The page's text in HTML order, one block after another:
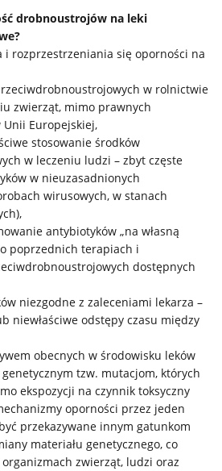
drobnoustrojów na leki
i rozprzestrzeniania się oporności na
w rolnictwie
zwierząt, mimo prawnych
Europejskiej,
stosowanie środków
w leczeniu ludzi – zbyt częste
w nieuzasadnionych
wirusowych, w stanach
antybiotyków „na własną
poprzednich terapiach i
dostępnych
niezgodne z zaleceniami lekarza –
niewłaściwe odstępy czasu między
obecnych w środowisku leków
tzw. mutacjom, których
ekspozycji na czynnik toksyczny
oporności przez jeden
przekazywane innym gatunkom
materiału genetycznego, co
zwierząt, ludzi oraz